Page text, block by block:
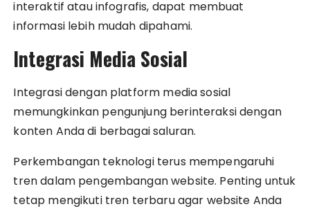
interaktif atau infografis, dapat membuat
informasi lebih mudah dipahami.
Integrasi Media Sosial
Integrasi dengan platform media sosial
memungkinkan pengunjung berinteraksi dengan
konten Anda di berbagai saluran.
Perkembangan teknologi terus mempengaruhi
tren dalam pengembangan website. Penting untuk
tetap mengikuti tren terbaru agar website Anda